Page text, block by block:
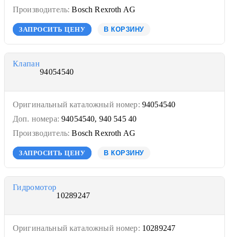
Производитель: Bosch Rexroth AG
ЗАПРОСИТЬ ЦЕНУ В КОРЗИНУ
Клапан
94054540
Оригинальный каталожный номер: 94054540
Доп. номера: 94054540, 940 545 40
Производитель: Bosch Rexroth AG
ЗАПРОСИТЬ ЦЕНУ В КОРЗИНУ
Гидромотор
10289247
Оригинальный каталожный номер: 10289247